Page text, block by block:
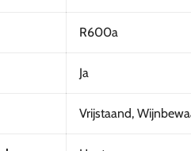
R600a
Ja
Vrijstaand,